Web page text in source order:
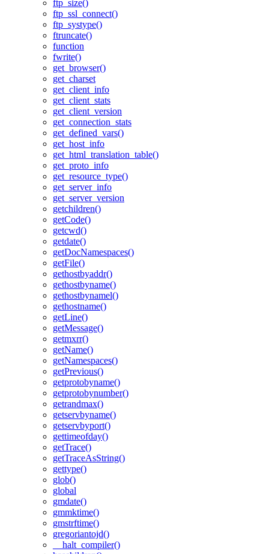
ftp_size()
ftp_ssl_connect()
ftp_systype()
ftruncate()
function
fwrite()
get_browser()
get_charset
get_client_info
get_client_stats
get_client_version
get_connection_stats
get_defined_vars()
get_host_info
get_html_translation_table()
get_proto_info
get_resource_type()
get_server_info
get_server_version
getchildren()
getCode()
getcwd()
getdate()
getDocNamespaces()
getFile()
gethostbyaddr()
gethostbyname()
gethostbynamel()
gethostname()
getLine()
getMessage()
getmxrr()
getName()
getNamespaces()
getPrevious()
getprotobyname()
getprotobynumber()
getrandmax()
getservbyname()
getservbyport()
gettimeofday()
getTrace()
getTraceAsString()
gettype()
glob()
global
gmdate()
gmmktime()
gmstrftime()
gregoriantojd()
__halt_compiler()